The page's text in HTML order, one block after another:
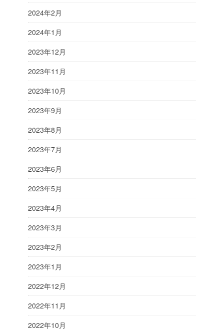
2024年2月
2024年1月
2023年12月
2023年11月
2023年10月
2023年9月
2023年8月
2023年7月
2023年6月
2023年5月
2023年4月
2023年3月
2023年2月
2023年1月
2022年12月
2022年11月
2022年10月